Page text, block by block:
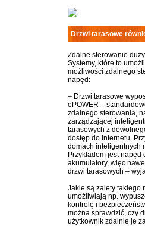
Drzwi tarasowe
Zdalne sterowanie
Systemy, które to
możliwości zdalnego
napęd:
– Drzwi tarasowe
ePOWER –
zdalnego sterowania,
zarządzającej
tarasowych z
dostęp do Internetu.
domach inteligentnych
Przykładem jest
akumulatory, więc
drzwi tarasowych –
Jakie są zalety takiego
umożliwiają np.
kontrolę i
można sprawdzić, czy
użytkownik zdalnie je